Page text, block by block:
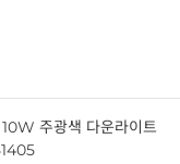
주광색 다운라이트